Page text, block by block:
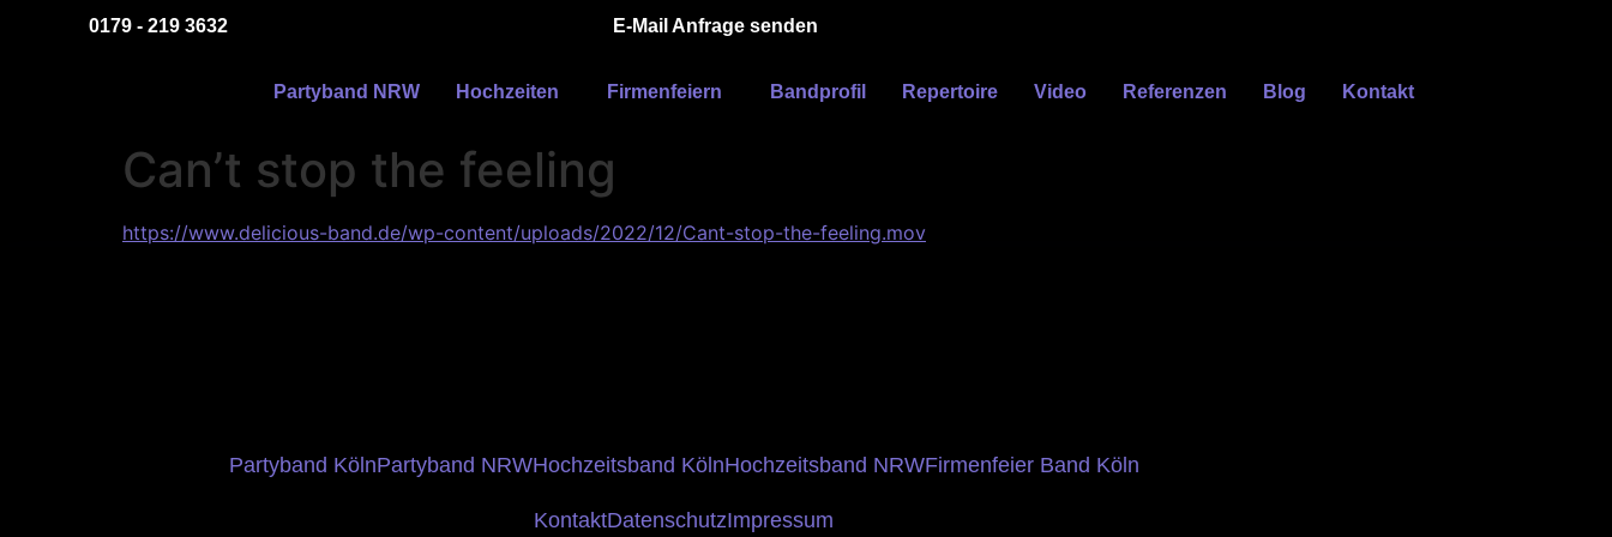
0179 - 219 3632 E-Mail Anfrage senden
Partyband NRW Hochzeiten Firmenfeiern Bandprofil Repertoire Video Referenzen Blog Kontakt
Can’t stop the feeling
https://www.delicious-band.de/wp-content/uploads/2022/12/Cant-stop-the-feeling.mov
Partyband KölnPartyband NRWHochzeitsband KölnHochzeitsband NRWFirmenfeier Band Köln
KontaktDatenschutzImpressum